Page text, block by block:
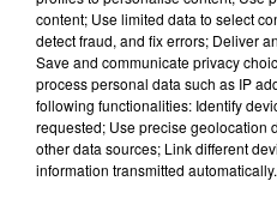
Lecture (2 min 22
100%
100% Radio les infos de
content; Use limited data to select
detect fraud, and fix errors; Deliver
Save and communicate privacy
process personal data such as IP
following functionalities: Identify
requested; Use precise geolocation
other data sources; Link different
information transmitted automatically.